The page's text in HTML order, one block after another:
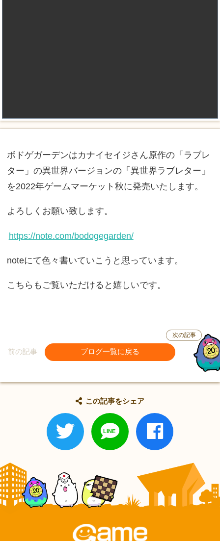
ボドゲガーデンはカナイセイジさん原作の「ラブレ
ター」の異世界バージョンの「異世界ラブレター」
を2022年ゲームマーケット秋に発売いたします。
よろしくお願い致します。
https://note.com/bodogegarden/
noteにて色々書いていこうと思っています。
こちらもご覧いただけると嬉しいです。
前の記事 ブログ一覧に戻る
次の記事
この記事をシェア